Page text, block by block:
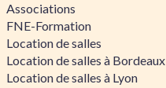
Associations
FNE-Formation
Location de salles
Location de salles à Bordeaux
Location de salles à Lyon